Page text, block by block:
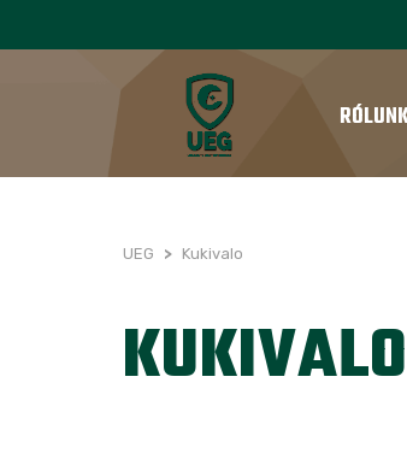
UEG > Kukivalo
KUKIVALO